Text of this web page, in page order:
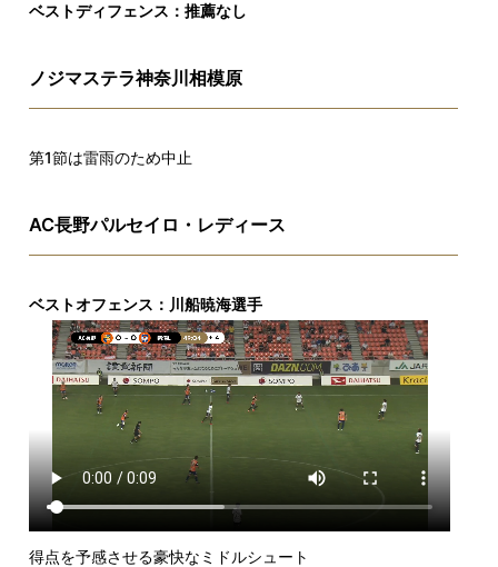
ベストディフェンス：推薦なし
ノジマステラ神奈川相模原
第1節は雷雨のため中止
AC長野パルセイロ・レディース
ベストオフェンス：川船暁海選手
得点を予感させる豪快なミドルシュート